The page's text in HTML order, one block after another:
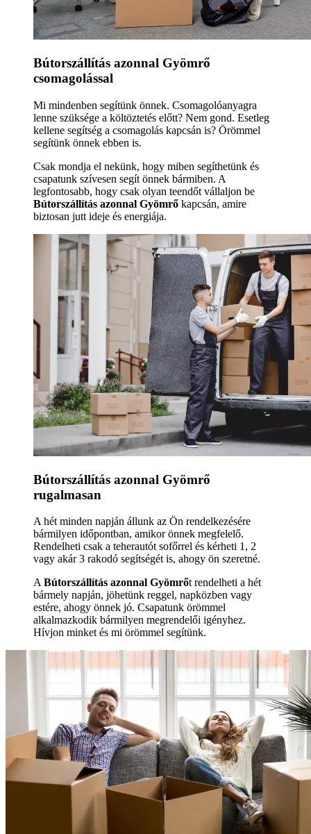
Bútorszállítás azonnal Gyömrő
csomagolással
Mi mindenben segítünk önnek. Csomagolóanyagra
lenne szüksége a költöztetés előtt? Nem gond. Esetleg
kellene segítség a csomagolás kapcsán is? Örömmel
segítünk önnek ebben is.
Csak mondja el nekünk, hogy miben segíthetünk és
csapatunk szívesen segít önnek bármiben. A
legfontosabb, hogy csak olyan teendőt vállaljon be
Bútorszállítás azonnal Gyömrő kapcsán, amire
biztosan jutt ideje és energiája.
Bútorszállítás azonnal Gyömrő
rugalmasan
A hét minden napján állunk az Ön rendelkezésére
bármilyen időpontban, amikor önnek megfelelő.
Rendelheti csak a teherautót sofőrrel és kérheti 1, 2
vagy akár 3 rakodó segítségét is, ahogy ön szeretné.
A Bútorszállítás azonnal Gyömrőt rendelheti a hét
bármely napján, jöhetünk reggel, napközben vagy
estére, ahogy önnek jó. Csapatunk örömmel
alkalmazkodik bármilyen megrendelői igényhez.
Hívjon minket és mi örömmel segítünk.